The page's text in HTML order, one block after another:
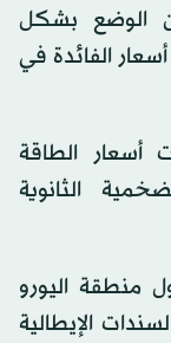
الوضع بشكل
الفائدة في
الطاقة
الثانوية
منطقة اليورو
الإيطالية